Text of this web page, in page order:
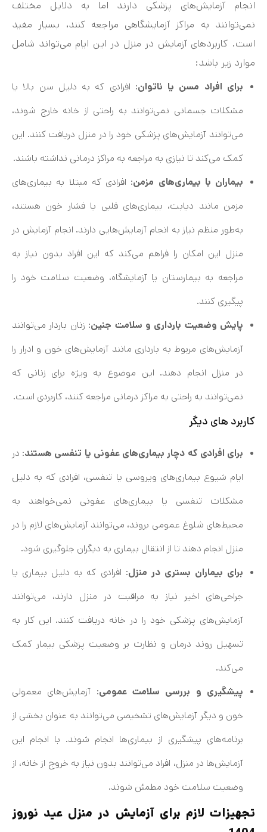
انجام آزمایش‌های پزشکی دارند اما به دلایل مختلف
نمی‌توانند به مراکز آزمایشگاهی مراجعه کنند، بسیار مفید
است. کاربردهای آزمایش در منزل در این ایام می‌تواند شامل
موارد زیر باشد:
برای افراد مسن یا ناتوان: افرادی که به دلیل سن بالا یا
مشکلات جسمانی نمی‌توانند به راحتی از خانه خارج شوند،
می‌توانند آزمایش‌های پزشکی خود را در منزل دریافت کنند. این
کمک می‌کند تا نیازی به مراجعه به مراکز درمانی نداشته باشند.
بیماران با بیماری‌های مزمن: افرادی که مبتلا به بیماری‌های
مزمن مانند دیابت، بیماری‌های قلبی یا فشار خون هستند،
به‌طور منظم نیاز به انجام آزمایش‌هایی دارند. انجام آزمایش در
منزل این امکان را فراهم می‌کند که این افراد بدون نیاز به
مراجعه به بیمارستان یا آزمایشگاه، وضعیت سلامت خود را
پیگیری کنند.
پایش وضعیت بارداری و سلامت جنین: زنان باردار می‌توانند
آزمایش‌های مربوط به بارداری مانند آزمایش‌های خون و ادرار را
در منزل انجام دهند. این موضوع به ویژه برای زنانی که
نمی‌توانند به راحتی به مراکز درمانی مراجعه کنند، کاربردی است.
کاربرد های دیگر
برای افرادی که دچار بیماری‌های عفونی یا تنفسی هستند: در
ایام شیوع بیماری‌های ویروسی یا تنفسی، افرادی که به دلیل
مشکلات تنفسی یا بیماری‌های عفونی نمی‌خواهند به
محیط‌های شلوغ عمومی بروند، می‌توانند آزمایش‌های لازم را در
منزل انجام دهند تا از انتقال بیماری به دیگران جلوگیری شود.
برای بیماران بستری در منزل: افرادی که به دلیل بیماری یا
جراحی‌های اخیر نیاز به مراقبت در منزل دارند، می‌توانند
آزمایش‌های پزشکی خود را در خانه دریافت کنند. این کار به
تسهیل روند درمان و نظارت بر وضعیت پزشکی بیمار کمک
می‌کند.
پیشگیری و بررسی سلامت عمومی: آزمایش‌های معمولی
خون و دیگر آزمایش‌های تشخیصی می‌توانند به عنوان بخشی از
برنامه‌های پیشگیری از بیماری‌ها انجام شوند. با انجام این
آزمایش‌ها در منزل، افراد می‌توانند بدون نیاز به خروج از خانه، از
وضعیت سلامت خود مطمئن شوند.
تجهیزات لازم برای آزمایش در منزل عید نوروز